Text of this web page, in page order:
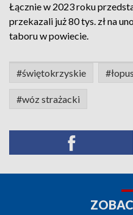
Łącznie w 2023 roku
przekazali już 80 tys. zł na
taboru w powiecie.
#świętokrzyskie
#wóz strażacki